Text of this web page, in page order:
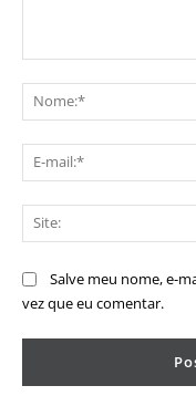
Salve meu nome, e-
vez que eu comentar.